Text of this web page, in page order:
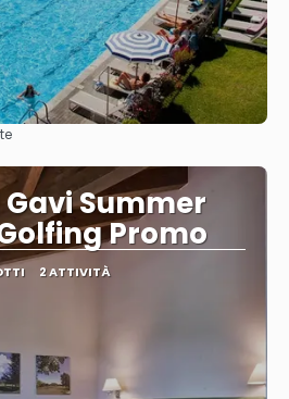
Summer
Promo
2 ATTIVITÀ